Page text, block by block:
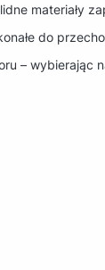
materiały
do
–